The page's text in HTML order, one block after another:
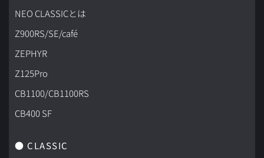
NEO CLASSICとは
Z900RS/SE/café
ZEPHYR
Z125Pro
CB1100/CB1100RS
CB400 SF
● CLASSIC